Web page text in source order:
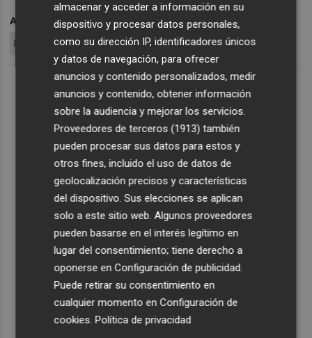
ARCHIVADO EN COVID-19 SEXTA OLA
CORONAVIRUS
PANDEMIA
almacenar y acceder a información en su
dispositivo y procesar datos personales,
como su dirección IP, identificadores únicos
y datos de navegación, para ofrecer
anuncios y contenido personalizados, medir
anuncios y contenido, obtener información
sobre la audiencia y mejorar los servicios.
Proveedores de terceros (1913) también
pueden procesar sus datos para estos y
otros fines, incluido el uso de datos de
geolocalización precisos y características
del dispositivo. Sus elecciones se aplican
solo a este sitio web. Algunos proveedores
pueden basarse en el interés legítimo en
lugar del consentimiento; tiene derecho a
oponerse enConfiguración de publicidad.
Puede retirar su consentimiento en
cualquier momento enConfiguración de
cookies.Política de privacidad